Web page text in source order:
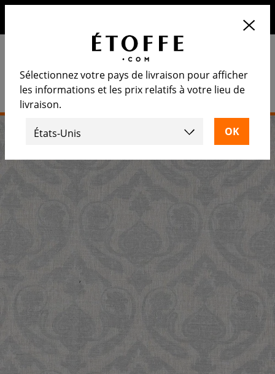
Sélectionnez votre pays de livraison pour afficher
les informations et les prix relatifs à votre lieu de
livraison.